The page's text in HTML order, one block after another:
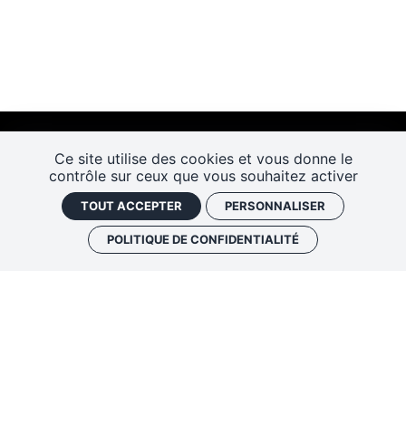
Ce site utilise des cookies et vous donne le
contrôle sur ceux que vous souhaitez activer
TOUT ACCEPTER PERSONNALISER
POLITIQUE DE CONFIDENTIALITÉ